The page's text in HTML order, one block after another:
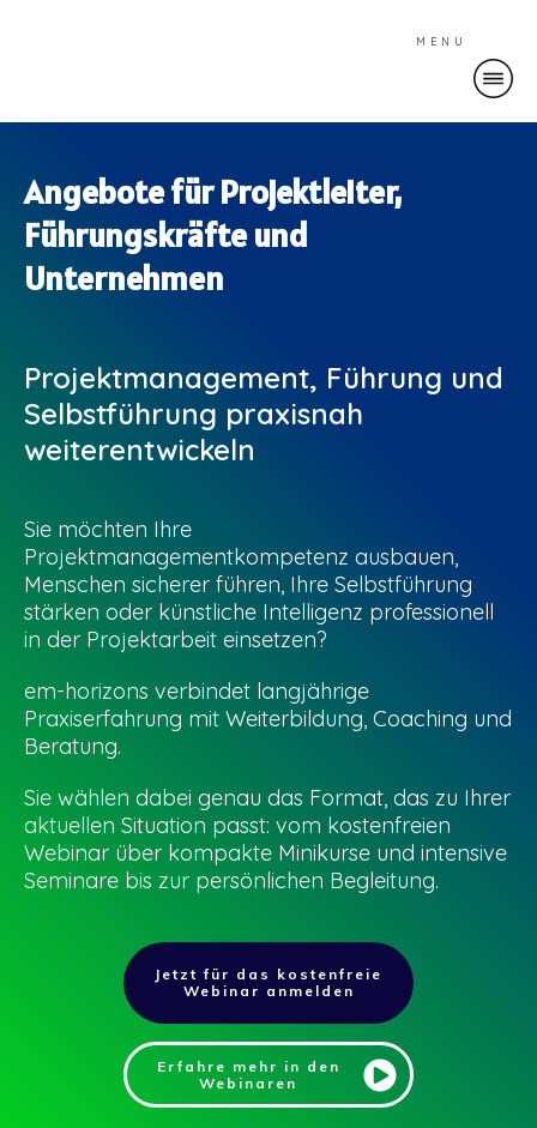
MENU
Angebote für Projektleiter,
Führungskräfte und
Unternehmen
Projektmanagement, Führung und
Selbstführung praxisnah
weiterentwickeln
Sie möchten Ihre
Projektmanagementkompetenz ausbauen,
Menschen sicherer führen, Ihre Selbstführung
stärken oder künstliche Intelligenz professionell
in der Projektarbeit einsetzen?
em-horizons verbindet langjährige
Praxiserfahrung mit Weiterbildung, Coaching und
Beratung.
Sie wählen dabei genau das Format, das zu Ihrer
aktuellen Situation passt: vom kostenfreien
Webinar über kompakte Minikurse und intensive
Seminare bis zur persönlichen Begleitung.
Jetzt für das kostenfreie
Webinar anmelden
Erfahre mehr in den
Webinaren